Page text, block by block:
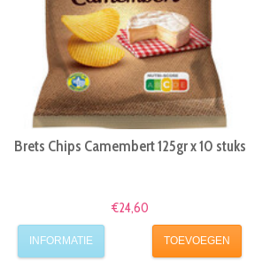
Brets Chips Camembert 125gr x 10 stuks
€24,60
INFORMATIE TOEVOEGEN